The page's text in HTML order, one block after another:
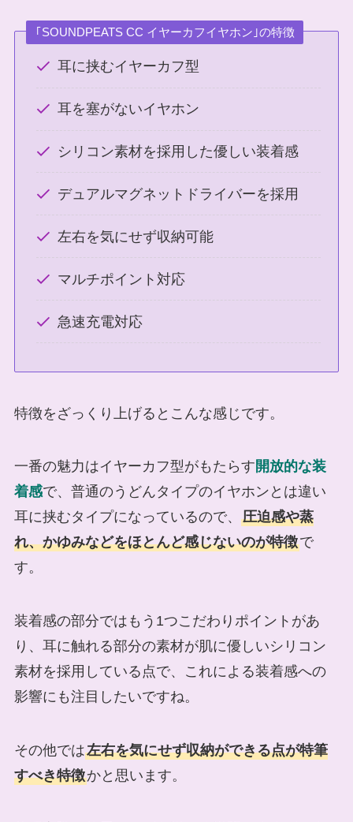
｢SOUNDPEATS CC イヤーカフイヤホン｣の特徴
耳に挟むイヤーカフ型
耳を塞がないイヤホン
シリコン素材を採用した優しい装着感
デュアルマグネットドライバーを採用
左右を気にせず収納可能
マルチポイント対応
急速充電対応
特徴をざっくり上げるとこんな感じです。
一番の魅力はイヤーカフ型がもたらす 開放的な装
着感で、普通のうどんタイプのイヤホンとは違い
耳に挟むタイプになっているので、 圧迫感や蒸
れ、かゆみなどをほとんど感じないのが特徴で
す。
装着感の部分ではもう1つこだわりポイントがあ
り、耳に触れる部分の素材が肌に優しいシリコン
素材を採用している点で、これによる装着感への
影響にも注目したいですね。
その他では左右を気にせず収納ができる点が特筆
すべき特徴かと思います。